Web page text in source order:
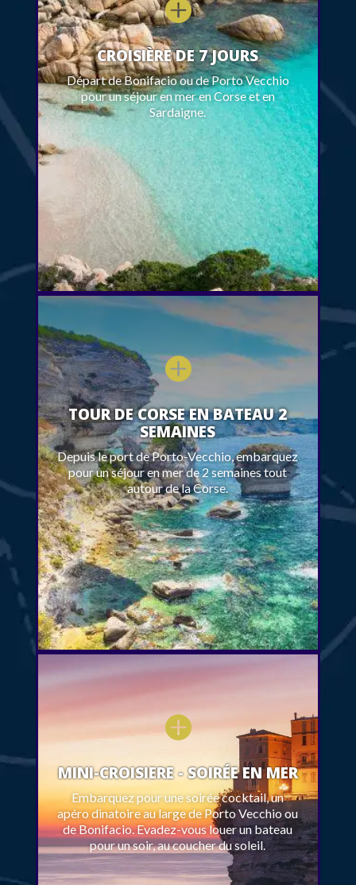

CROISIÈRE DE 7 JOURS
Départ de Bonifacio ou de Porto Vecchio
pour un séjour en mer en Corse et en
Sardaigne.

TOUR DE CORSE EN BATEAU 2
SEMAINES
Depuis le port de Porto-Vecchio, embarquez
pour un séjour en mer de 2 semaines tout
autour de la Corse.

MINI-CROISIERE - SOIRÉE EN MER
Embarquez pour une soirée cocktail, un
apéro dinatoire au large de Porto Vecchio ou
de Bonifacio. Evadez-vous louer un bateau
pour un soir, au coucher du soleil.